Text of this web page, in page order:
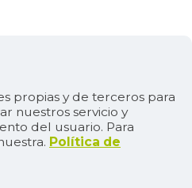
propias y de terceros para
nuestros servicio y
del usuario. Para
Política de